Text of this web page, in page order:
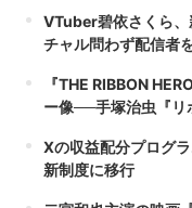
VTuber碧依さくら
チャル問わず配信者
『THE RIBBON
ー像──手塚治虫『リ
Xの収益配分プログ
新制度に移行